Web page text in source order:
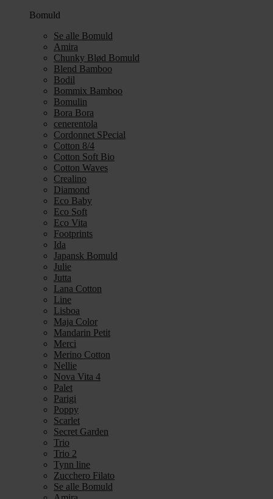
Bomuld
Se alle Bomuld
Amira
Chunky Blød Bomuld
Blend Bamboo
Bodil
Bommix Bamboo
Bomulin
Bora Bora
cenerentola
Cordonnet SPecial
Cotton 8/4
Cotton Soft Bio
Cotton Waves
Crealino
Diamond
Eco Baby
Eco Soft
Eco Vita
Footprints
Ida
Japansk Bomuld
Julie
Jutta
Lana Cotton
Line
Lisboa
Maja Color
Mandarin Petit
Merci
Merino Cotton
Nellie
Nova Vita 4
Palet
Parigi
Poppy
Scarlet
Secret Garden
Trio
Trio 2
Tynn line
Zucchero Filato
Se alle Bomuld